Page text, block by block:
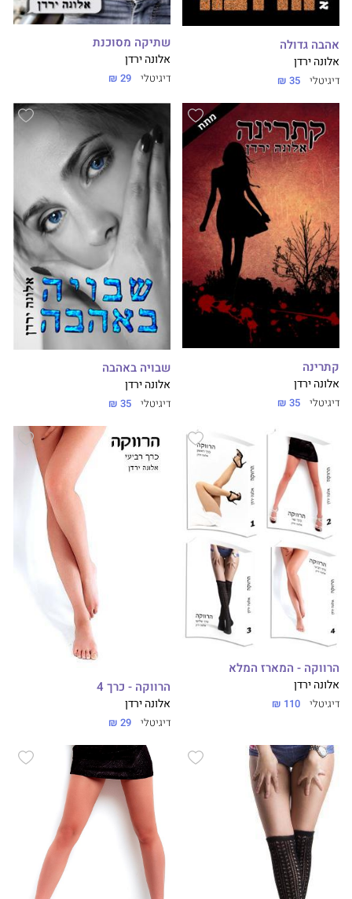
אהבה גדולה
אלונה ירדן
דיגיטלי 35 ₪
שתיקה מסוכנת
אלונה ירדן
דיגיטלי 29 ₪
קתרינה
אלונה ירדן
דיגיטלי 35 ₪
שבויה באהבה
אלונה ירדן
דיגיטלי 35 ₪
הרווקה - המארז המלא
אלונה ירדן
דיגיטלי 110 ₪
הרווקה - כרך 4
אלונה ירדן
דיגיטלי 29 ₪